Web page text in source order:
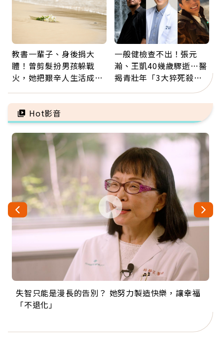
教書一輩子、身後捐大
體！曾剪髮扮男孩躲戰
火，她把艱辛人生活成風
福
一般健檢查不出！張元
瀚、王凱40幾歲驟逝…醫
揭青壯年「3大猝死殺
手」：靠2檢查揪出9成地
雷
Hot影音
失智只能是漫長的告別？ 她努力製造快樂，讓幸福
「不退化」
來自剛果的巧克力神父 為台灣奉獻36年 「台灣是我
的家，我連作夢都講台語！」
63歲卸矽谷副總、搬回台灣找快樂！「蛋黃哥小
丑」走進安養院，逗樂上萬爺奶：退休後才開始真
104歲打破金氏世界紀錄 成為全球最年長羽球選
手，分享長壽的秘密原來是「這個」
事業巔峰他選擇追夢…黑手阿伯拉小提琴還登上小
巨蛋！連CNN都大讚！